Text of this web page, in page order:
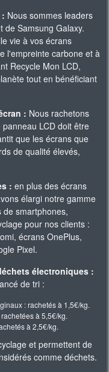
Nous sommes leaders
de Samsung Galaxy.
vie à vos écrans
l'empreinte carbone et à
Recycle Mon LCD,
tout en bénéficiant
: Nous rachetons
LCD doit être
que les écrans que
de qualité élevés,
: en plus des écrans
élargi notre gamme
smartphones,
pour nos clients :
écrans OnePlus,
Pixel.
électroniques :
de tri :
: rachetés à 1,5€/kg.
à 5,5€/kg.
à 2,5€/kg.
et permettent de
comme déchets.